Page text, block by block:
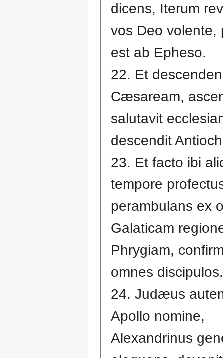
dicens, Iterum
vos Deo volente,
est ab Epheso.
22. Et
Cæsaream,
salutavit
descendit
23. Et facto ibi
tempore
perambulans ex
Galaticam
Phrygiam,
omnes discipulos.
24. Judæus
Apollo nomine,
Alexandrinus